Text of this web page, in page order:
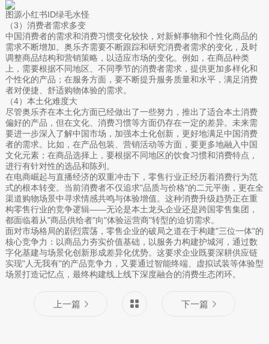
图源小红书ID绿毛水怪
（3）消费者需求多变
中国消费者的需求和消费习惯变化较快，对新鲜事物和个性化商品的
需求不断增加。奥乐齐需要不断跟踪和研究消费者需求的变化，及时
调整商品结构和营销策略，以适应市场的变化。例如，在商品种类
上，需要根据不同地区、不同季节的消费者需求，提供更加多样化和
个性化的产品；在服务方面，要不断提升服务质量和水平，满足消费
者对便捷、舒适购物体验的需求。
（4）本土化难度大
尽管奥乐齐在本土化方面已经做出了一些努力，推出了适合本土消费
偏好的产品，但在文化、消费习惯等方面仍存在一定的差异。未来需
要进一步深入了解中国市场，加强本土化创新，更好地满足中国消费
者的需求。比如，在产品包装、营销活动等方面，要更多地融入中国
文化元素；在商品选择上，要根据不同地区的饮食习惯和消费特点，
进行有针对性的选品和陈列。
在电商崛起与直播经济的双重冲击下，零售行业正经历着消费行为范
式的根本转变。当前消费者不仅追求"品质与价格"的二元平衡，更在全
渠道购物场景中寻求情感共鸣与体验增值。这种消费升级趋势正在重
构零售行业的竞争逻辑——无论是本土龙头企业还是跨国零售集团，
都面临着从"商品供给者"向"体验运营商"转型的迫切需求。
面对市场格局的剧烈震荡，零售企业的破局之道在于构建"三位一体"的
核心竞争力：以商品力夯实价值基础，以服务力构建护城河，通过数
字化基建与场景化创新形成差异化优势。这要求企业既要深耕供应链
实现"人无我有"的产品竞争力，又要通过智能终端、虚拟试装等体验型
场景打造记忆点，最终构建线上线下深度融合的消费生态闭环。
上一篇 下一篇